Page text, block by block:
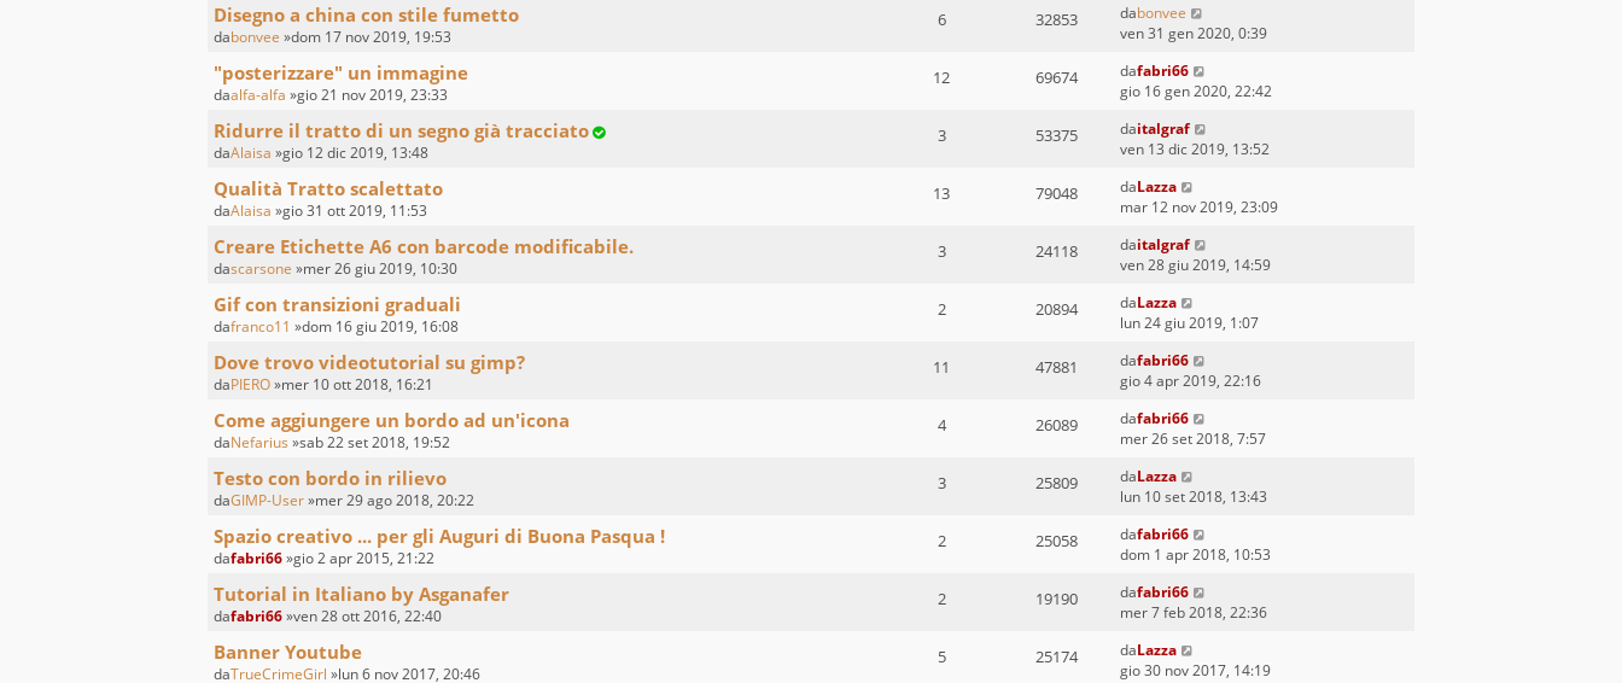
Disegno a china con stile fumetto
dabonvee »dom 17 nov 2019, 19:53
6 32853 dabonvee
ven 31 gen 2020, 0:39
"posterizzare" un immagine
daalfa-alfa »gio 21 nov 2019, 23:33
12 69674 dafabri66
gio 16 gen 2020, 22:42
Ridurre il tratto di un segno già tracciato
daAlaisa »gio 12 dic 2019, 13:48
3 53375 daitalgraf
ven 13 dic 2019, 13:52
Qualità Tratto scalettato
daAlaisa »gio 31 ott 2019, 11:53
13 79048 daLazza
mar 12 nov 2019, 23:09
Creare Etichette A6 con barcode modificabile.
dascarsone »mer 26 giu 2019, 10:30
3 24118 daitalgraf
ven 28 giu 2019, 14:59
Gif con transizioni graduali
dafranco11 »dom 16 giu 2019, 16:08
2 20894 daLazza
lun 24 giu 2019, 1:07
Dove trovo videotutorial su gimp?
daPIERO»mer 10 ott 2018, 16:21
11 47881 dafabri66
gio 4 apr 2019, 22:16
Come aggiungere un bordo ad un'icona
daNefarius »sab 22 set 2018, 19:52
4 26089 dafabri66
mer 26 set 2018, 7:57
Testo con bordo in rilievo
daGIMP-User»mer 29 ago 2018, 20:22
3 25809 daLazza
lun 10 set 2018, 13:43
Spazio creativo ... per gli Auguri di Buona Pasqua !
dafabri66»gio 2 apr 2015, 21:22
2 25058 dafabri66
dom 1 apr 2018, 10:53
Tutorial in Italiano by Asganafer
dafabri66»ven 28 ott 2016, 22:40
2 19190 dafabri66
mer 7 feb 2018, 22:36
Banner Youtube
daTrueCrimeGirl »lun 6 nov 2017, 20:46
5 25174 daLazza
gio 30 nov 2017, 14:19